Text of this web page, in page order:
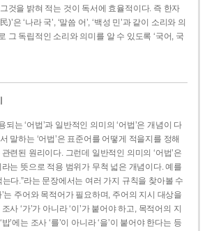
것을 밝혀 적는 것이 독서에 효율적이다. 즉 한자
民)’은 ‘나라 국’, ‘말씀 어’, ‘백성 민’과 같이 소리와 의
그 독립적인 소리와 의미를 알 수 있도록 ‘국어, 국
되는 ‘어법’과 일반적인 의미의 ‘어법’은 개념이 다
말하는 ‘어법’은 표준어를 어떻게 적을지를 정해
련된 원리이다. 그런데 일반적인 의미의 ‘어법’은
라는 뜻으로 적용 범위가 무척 넓은 개념이다. 예를
는다.”라는 문장에서는 여러 가지 규칙을 찾아볼 수
’는 주어와 목적어가 필요하며, 주어의 지시 대상을
사 ‘가’가 아니라 ‘이’가 붙어야 하고, 목적어의 지
’에는 조사 ‘를’이 아니라 ‘을’이 붙어야 한다는 등